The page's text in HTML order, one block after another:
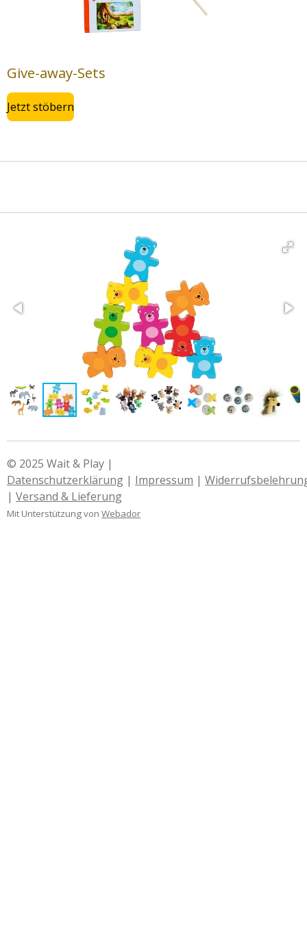
Give-away-Sets
Jetzt stöbern
© 2025 Wait & Play |
Datenschutzerklärung | Impressum |
| Versand & Lieferung
Mit Unterstützung von Webador